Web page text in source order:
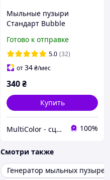
Мыльные пузыри
Стандарт Bubble
Готово к отправке
5.0 (32)
от34₴/мес
340₴
Купить
MultiColor - сценічні эфекти 100%
Смотри также
Генератор мыльных пузырей